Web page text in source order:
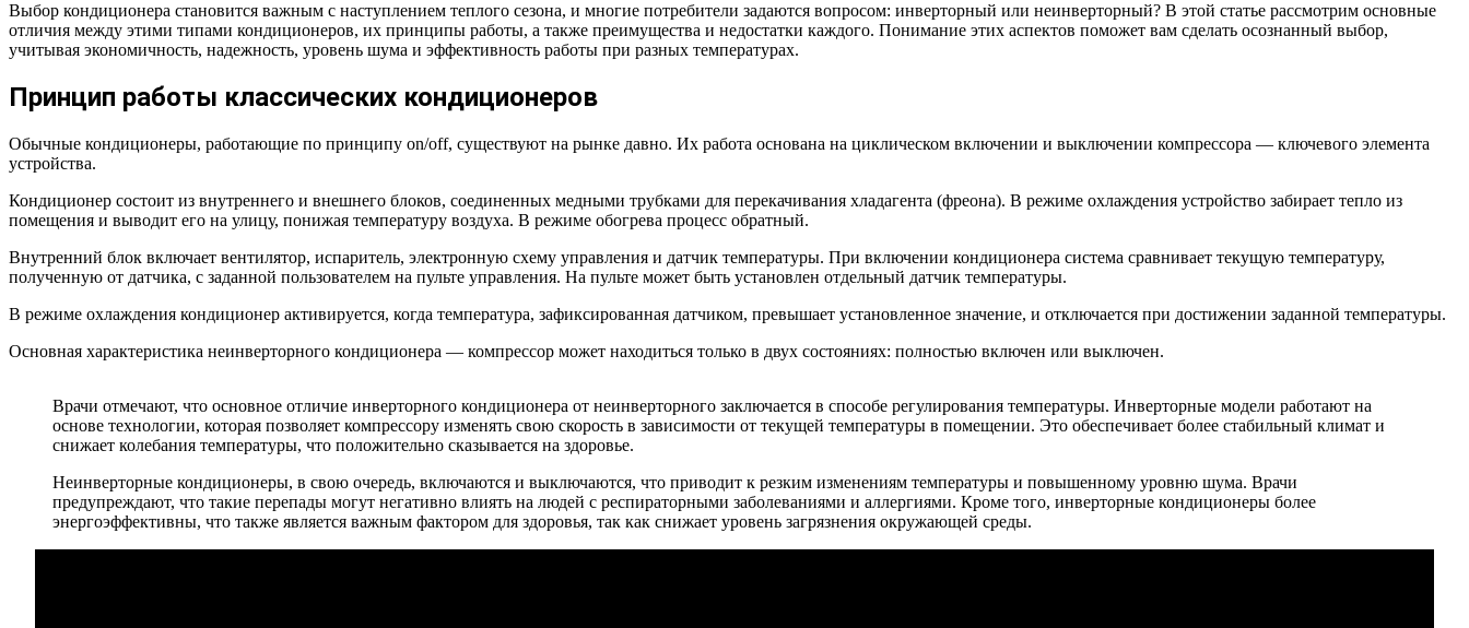
Выбор кондиционера становится важным с наступлением теплого сезона, и многие потребители задаются вопросом: инверторный или неинверторный? В этой статье рассмотрим основные
отличия между этими типами кондиционеров, их принципы работы, а также преимущества и недостатки каждого. Понимание этих аспектов поможет вам сделать осознанный выбор,
учитывая экономичность, надежность, уровень шума и эффективность работы при разных температурах.
Принцип работы классических кондиционеров
Обычные кондиционеры, работающие по принципу on/off, существуют на рынке давно. Их работа основана на циклическом включении и выключении компрессора — ключевого элемента
устройства.
Кондиционер состоит из внутреннего и внешнего блоков, соединенных медными трубками для перекачивания хладагента (фреона). В режиме охлаждения устройство забирает тепло из
помещения и выводит его на улицу, понижая температуру воздуха. В режиме обогрева процесс обратный.
Внутренний блок включает вентилятор, испаритель, электронную схему управления и датчик температуры. При включении кондиционера система сравнивает текущую температуру,
полученную от датчика, с заданной пользователем на пульте управления. На пульте может быть установлен отдельный датчик температуры.
В режиме охлаждения кондиционер активируется, когда температура, зафиксированная датчиком, превышает установленное значение, и отключается при достижении заданной температуры.
Основная характеристика неинверторного кондиционера — компрессор может находиться только в двух состояниях: полностью включен или выключен.
Врачи отмечают, что основное отличие инверторного кондиционера от неинверторного заключается в способе регулирования температуры. Инверторные модели работают на
основе технологии, которая позволяет компрессору изменять свою скорость в зависимости от текущей температуры в помещении. Это обеспечивает более стабильный климат и
снижает колебания температуры, что положительно сказывается на здоровье.
Неинверторные кондиционеры, в свою очередь, включаются и выключаются, что приводит к резким изменениям температуры и повышенному уровню шума. Врачи
предупреждают, что такие перепады могут негативно влиять на людей с респираторными заболеваниями и аллергиями. Кроме того, инверторные кондиционеры более
энергоэффективны, что также является важным фактором для здоровья, так как снижает уровень загрязнения окружающей среды.